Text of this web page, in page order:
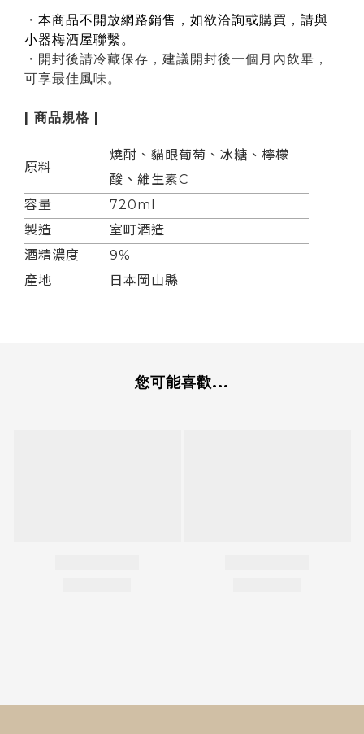
・ 本商品不開放網路銷售，如欲洽詢或購買，請與
小器梅酒屋聯繫。
・ 開封後請冷藏保存，建議開封後一個月內飲畢，
可享最佳風味。
| 商品規格 |
原料
燒酎、貓眼葡萄、冰糖、檸檬
酸、維生素C
容量
720ml
製造
室町酒造
酒精濃度
9%
產地
日本岡山縣
您可能喜歡...